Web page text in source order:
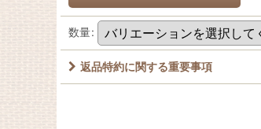
数量:
返品特約に関する重要事項